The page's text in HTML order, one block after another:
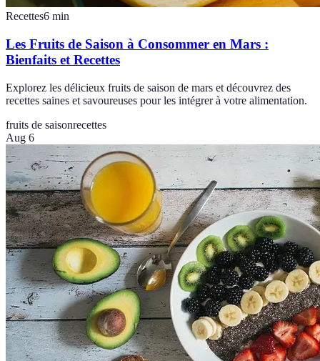
Recettes6 min
Les Fruits de Saison à Consommer en Mars :
Bienfaits et Recettes
Explorez les délicieux fruits de saison de mars et découvrez des
recettes saines et savoureuses pour les intégrer à votre alimentation.
fruits de saisonrecettes
Aug 6